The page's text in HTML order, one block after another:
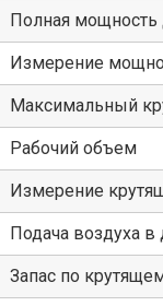
Полная мощность
Измерение
Максимальный
Рабочий объем
Измерение
Подача воздуха в
Запас по